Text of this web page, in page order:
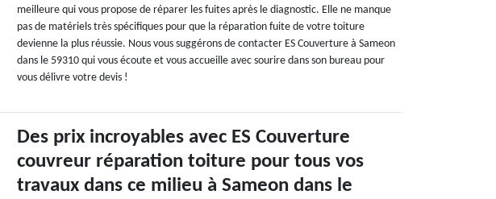
meilleure qui vous propose de réparer les fuites après le diagnostic. Elle ne manque
pas de matériels très spécifiques pour que la réparation fuite de votre toiture
devienne la plus réussie. Nous vous suggérons de contacter ES Couverture à Sameon
dans le 59310 qui vous écoute et vous accueille avec sourire dans son bureau pour
vous délivre votre devis !
Des prix incroyables avec ES Couverture
couvreur réparation toiture pour tous vos
travaux dans ce milieu à Sameon dans le